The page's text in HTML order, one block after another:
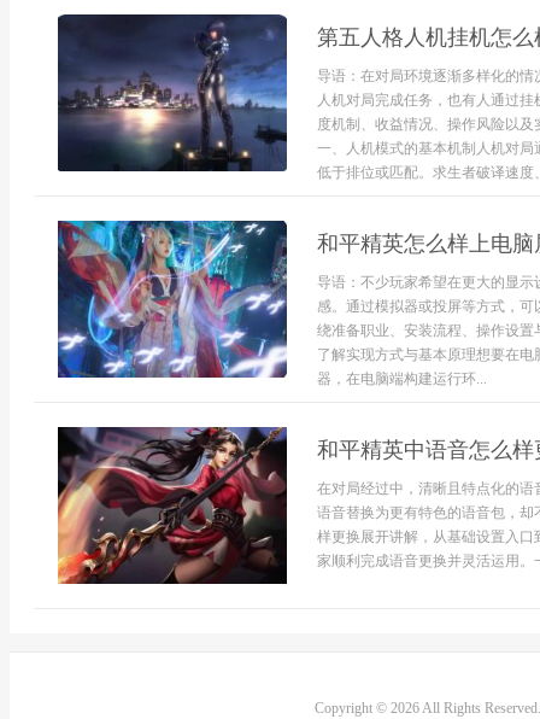
第五人格人机挂机怎么
导语：在对局环境逐渐多样化的
人机对局完成任务，也有人通过
度机制、收益情况、操作风险以
一、人机模式的基本机制人机对
低于排位或匹配。求生者破译速
和平精英怎么样上电脑
导语：不少玩家希望在更大的显
感。通过模拟器或投屏等方式，
绕准备职业、安装流程、操作设
了解实现方式与基本原理想要在
器，在电脑端构建运行环...
和平精英中语音怎么
在对局经过中，清晰且特点化的
语音替换为更有特色的语音包，
样更换展开讲解，从基础设置入
家顺利完成语音更换并灵活运用
Copyright © 2026 All Rights